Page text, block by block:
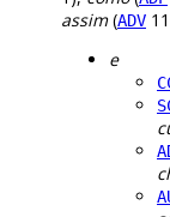
assim(ADV
e